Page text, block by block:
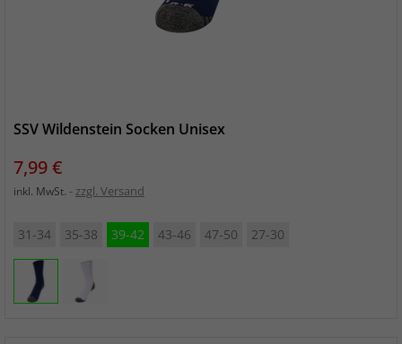
SSV Wildenstein Socken Unisex
Preis
7,99 €
inkl. MwSt. zzgl. Versand
31-34 35-38 39-42 43-46 47-50 27-30